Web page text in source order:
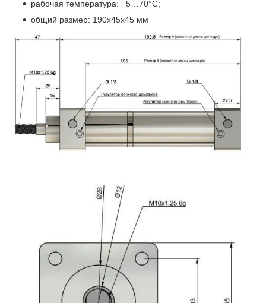
рабочая температура: −5…70°C;
общий размер: 190x45x45 мм